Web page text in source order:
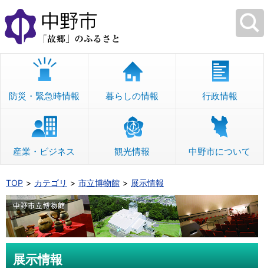
本
文
へ
移
防災・緊急時情報 暮らしの情報 行政情報
産業・ビジネス 観光情報 中野市について
TOP カテゴリ 市立博物館 展示情報
展示情報